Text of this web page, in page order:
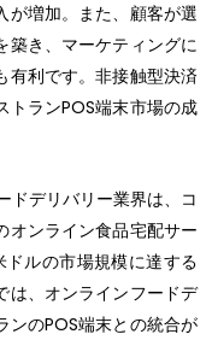
が増加。また、顧客が選
築き、マーケティングに
有利です。非接触型決済
トランPOS端末市場の成
ドデリバリー業界は、コ
オンライン食品宅配サー
ルの市場規模に達する
は、オンラインフードデ
ンのPOS端末との統合が